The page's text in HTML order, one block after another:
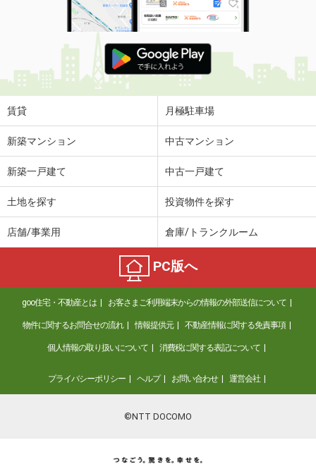
賃貸 月極駐車場
新築マンション 中古マンション
新築一戸建て 中古一戸建て
土地を探す 投資物件を探す
店舗/事業用 倉庫/トランクルーム
PC版へ
goo住宅・不動産とは お客さまご利用端末からの情報の外部送信について
物件に関するお問合せの流れ 情報提供元 不動産情報に関する免責事項
個人情報の取り扱いについて 消費税に関する表記について
プライバシーポリシー ヘルプ お問い合わせ 運営会社
©NTT DOCOMO